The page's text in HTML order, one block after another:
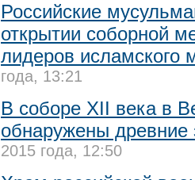
Российские
открытии соборной
лидеров исламского
года, 13:21
В соборе XII века в
обнаружены древние
2015 года, 12:50